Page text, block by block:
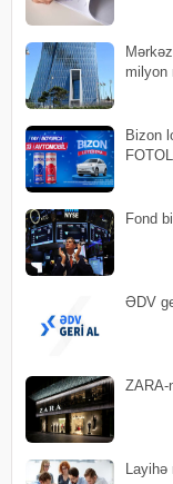
milyon
Bizon
Fond
ƏDV
ZARA-
Layihə